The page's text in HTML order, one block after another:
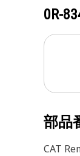
0R-
部品
CAT